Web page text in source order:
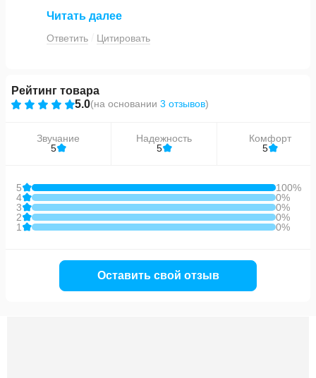
Читать далее
Ответить Цитировать
Рейтинг товара
5.0(на основании 3 отзывов)
Звучание
5
Надежность
5
Комфорт
5
5
100%
4
0%
3
0%
2
0%
1
0%
Оставить свой отзыв